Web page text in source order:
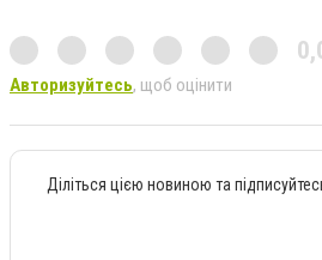
Авторизуйтесь, щоб оцінити
Діліться цією новиною та